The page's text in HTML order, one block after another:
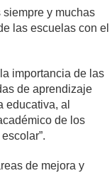
y muchas
las escuelas con el
importancia de las
de aprendizaje
al
de los
de mejora y